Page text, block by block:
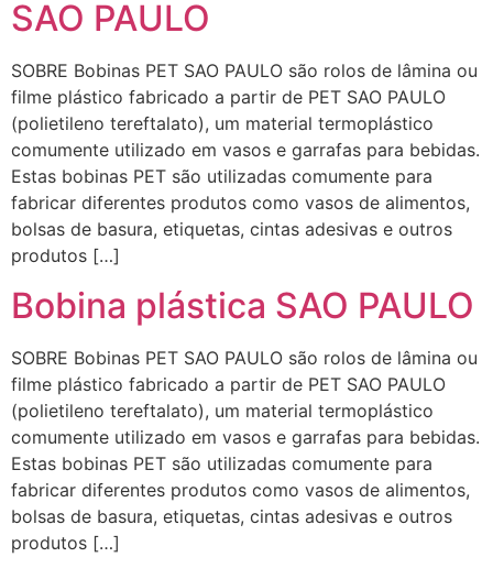
SAO PAULO
SOBRE Bobinas PET SAO PAULO são rolos de lâmina ou
filme plástico fabricado a partir de PET SAO PAULO
(polietileno tereftalato), um material termoplástico
comumente utilizado em vasos e garrafas para bebidas.
Estas bobinas PET são utilizadas comumente para
fabricar diferentes produtos como vasos de alimentos,
bolsas de basura, etiquetas, cintas adesivas e outros
produtos […]
Bobina plástica SAO PAULO
SOBRE Bobinas PET SAO PAULO são rolos de lâmina ou
filme plástico fabricado a partir de PET SAO PAULO
(polietileno tereftalato), um material termoplástico
comumente utilizado em vasos e garrafas para bebidas.
Estas bobinas PET são utilizadas comumente para
fabricar diferentes produtos como vasos de alimentos,
bolsas de basura, etiquetas, cintas adesivas e outros
produtos […]